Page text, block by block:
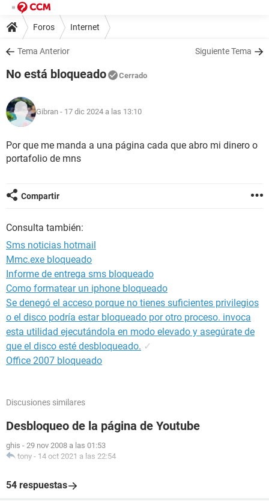
Foros Internet
Tema Anterior Siguiente Tema
No está bloqueado Cerrado
Gibran - 17 dic 2024 a las 13:10
Por que me manda a una página cada que abro mi dinero o
portafolio de mns
Compartir
Consulta también:
Sms noticias hotmail
Mmc.exe bloqueado
Informe de entrega sms bloqueado
Como formatear un iphone bloqueado
Se denegó el acceso porque no tienes suficientes privilegios
o el disco podría estar bloqueado por otro proceso. invoca
esta utilidad ejecutándola en modo elevado y asegúrate de
que el disco esté desbloqueado. ✓
Office 2007 bloqueado
Discusiones similares
Desbloqueo de la página de Youtube
ghis - 29 nov 2008 a las 01:53
tony - 14 oct 2021 a las 22:54
54 respuestas